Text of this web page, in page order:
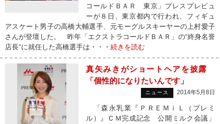
コールドＢＡＲ 東京」プレスプレビュ
ーが８日、東京都内で行われ、フィギュ
アスケート男子の高橋大輔選手、元モーグルスキーヤーの上村愛子
さんが登壇した。 昨年「エクストラコールドＢＡＲ」の“終身名誉
店長”に就任した高橋選手は・・・ 続きを読む
真矢みきがショートヘアを披露
「個性的になりたいんです」
ニュース 2014年5月8日
「森永乳業『ＰＲＥＭｉＬ（プレミ
ル）』ＣＭ完成記念 公開ミルク会議」